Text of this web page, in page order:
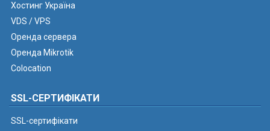
Хостинг Україна
VDS / VPS
Оренда сервера
Оренда Mikrotik
Colocation
SSL-СЕРТИФІКАТИ
SSL-сертифікати